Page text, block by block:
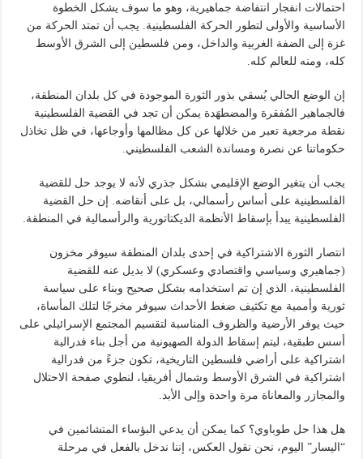
احتمالات انفجار انتفاضة جماهيرية، وهو ما سوف يشكل الخطوة
الأساسية والأولى لتطور الحركة الفلسطينية. يجب أن تمتد الحركة من
غزة إلى الضفة الغربية والداخل، ومن فلسطين إلى الشرق الأوسط
كله، ومنه للعالم كله.
إن الوضع الحالي يُسقي بذور الثورة الموجودة في كل بلدان المنطقة،
فالجماهير المُفقرة والمضطهَدة يمكن أن تجد في القضية الفلسطينية
نقطة مرجعية تعبر من خلالها عن كل مظالمها وأوجاعها، في ظل تخاذل
حكوماتنا عن نصرة ومساندة الشعب الفلسطيني.
يجب أن يتغير الوضع الإقليمي بشكل جذري لأنه لا يوجد حل للقضية
الفلسطينية على أساس رأسمالي، بل على أنقاضه. إن حل القضية
الفلسطينية يبدأ بإسقاط الأنظمة الديكتاتورية والرأسمالية في المنطقة.
انتصار الثورة الاشتراكية في إحدى بلدان المنطقة سيوفر مخزون
(جماهيري وسياسي واقتصادي وعسكري) لا بديل عنه للقضية
الفلسطينية، الذي إن تم استخدامه بشكل صحيح وبناء على سياسة
ثورية وأممية مع تكثيف ضغط الأحداث سيوفر مخرجًا لتلك المأساة،
حيث يوفر الأرضية والظروف المناسبة لتقسيم المجتمع الإسرائيلي على
أسس طبقية، ليتم إسقاط الدولة الصهيونية من أجل بناء فدرالية
اشتراكية على أراضي فلسطين التاريخية، تكون جزءً من فدرالية
اشتراكية في الشرق الأوسط وشمال أفريقيا، لنطوي صفحة الاحتلال
والمجازر والمعاناة مرة واحدة وإلى الأبد.
هل هذا حل طوباوي؟ كما يمكن أن يدعي البؤساء المتشائمين في
“اليسار” اليوم، نحن نقول العكس، إننا ندخل بالفعل في مرحلة